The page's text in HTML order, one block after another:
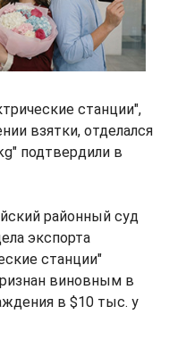
станции",
взятки, отделался
подтвердили в
районный суд
экспорта
станции"
виновным в
в $10 тыс. у